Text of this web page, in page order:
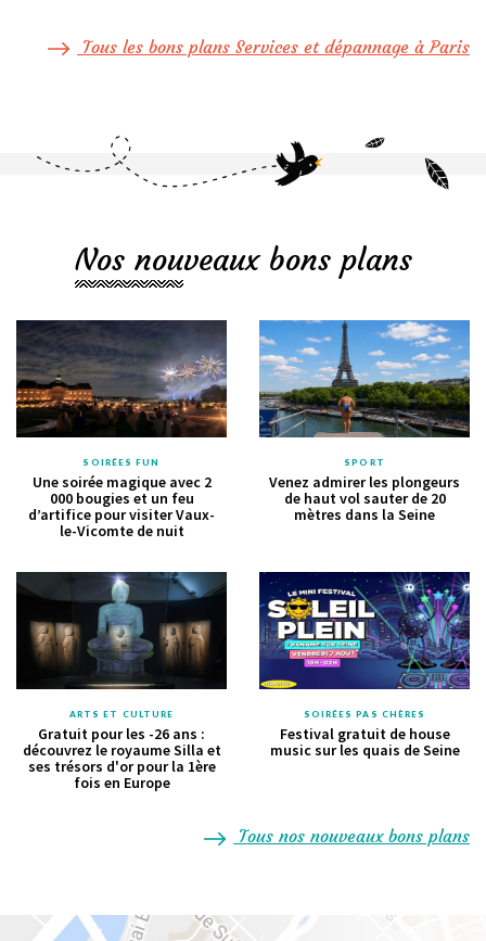
Tous les bons plans Services et dépannage à Paris
Nos nouveaux bons plans
SOIRÉES FUN
Une soirée magique avec 2
000 bougies et un feu
d’artifice pour visiter Vaux-
le-Vicomte de nuit
SPORT
Venez admirer les plongeurs
de haut vol sauter de 20
mètres dans la Seine
ARTS ET CULTURE
Gratuit pour les -26 ans :
découvrez le royaume Silla et
ses trésors d'or pour la 1ère
fois en Europe
SOIRÉES PAS CHÈRES
Festival gratuit de house
music sur les quais de Seine
Tous nos nouveaux bons plans